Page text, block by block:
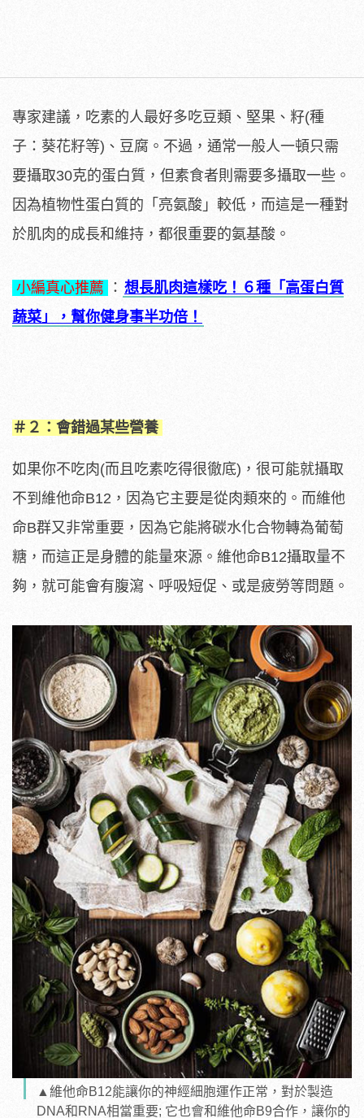
專家建議，吃素的人最好多吃豆類、堅果、籽(種
子：葵花籽等)、豆腐。不過，通常一般人一頓只需
要攝取30克的蛋白質，但素食者則需要多攝取一些。
因為植物性蛋白質的「亮氨酸」較低，而這是一種對
於肌肉的成長和維持，都很重要的氨基酸。
小編真心推薦 ： 想長肌肉這樣吃！６種「高蛋白質
蔬菜」，幫你健身事半功倍！
＃２：會錯過某些營養
如果你不吃肉(而且吃素吃得很徹底)，很可能就攝取
不到維他命B12，因為它主要是從肉類來的。而維他
命B群又非常重要，因為它能將碳水化合物轉為葡萄
糖，而這正是身體的能量來源。維他命B12攝取量不
夠，就可能會有腹瀉、呼吸短促、或是疲勞等問題。
▲維他命B12能讓你的神經細胞運作正常，對於製造
DNA和RNA相當重要; 它也會和維他命B9合作，讓你的